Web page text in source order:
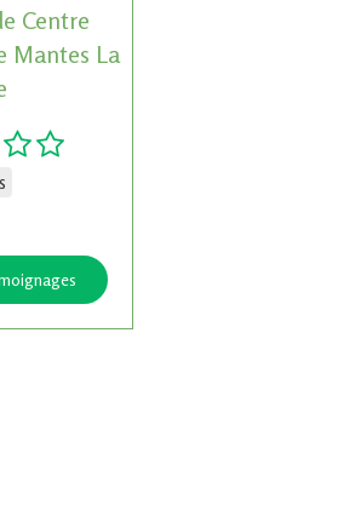
Centre
Mantes La